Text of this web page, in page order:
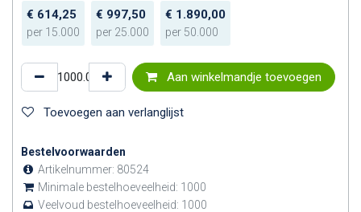
€ 614,25
per 15.000
€ 997,50
per 25.000
€ 1.890,00
per 50.000
Aan winkelmandje toevoegen
Toevoegen aan verlanglijst
Bestelvoorwaarden
Artikelnummer: 80524
Minimale bestelhoeveelheid: 1000
Veelvoud bestelhoeveelheid: 1000